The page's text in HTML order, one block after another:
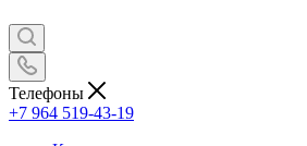
Телефоны
+7 964 519-43-19